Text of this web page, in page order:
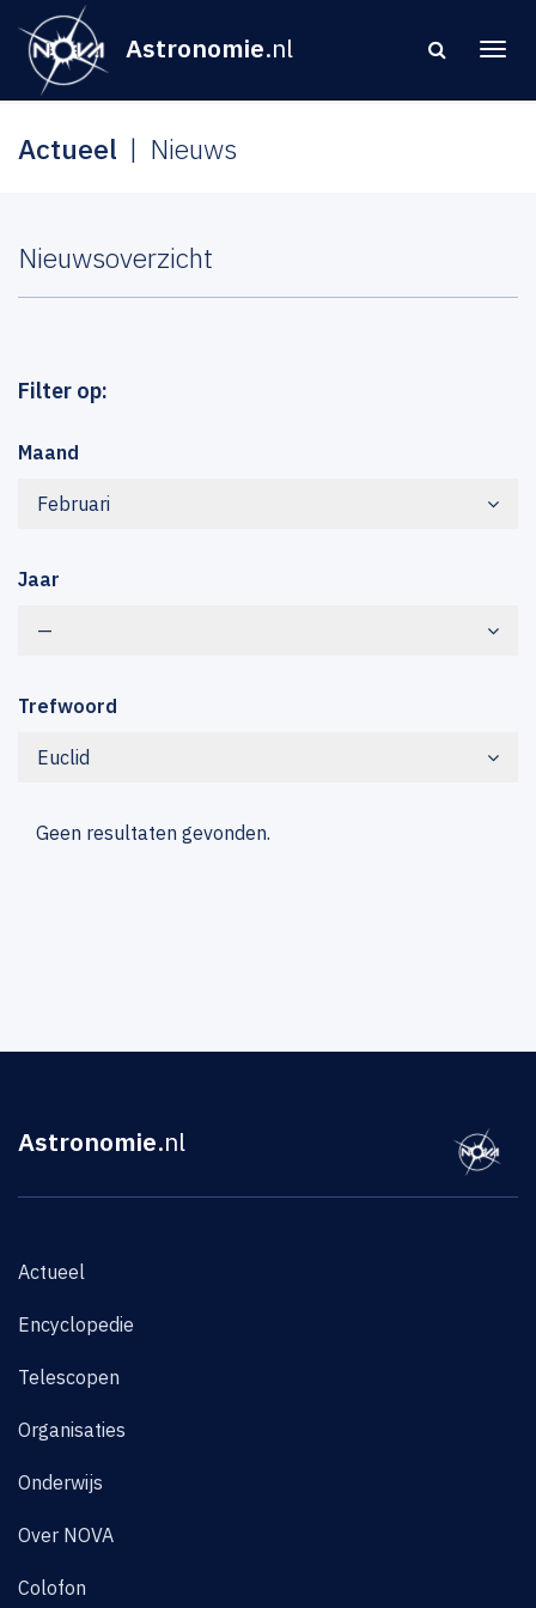
Astronomie.nl
Actueel Nieuws
Nieuwsoverzicht
Filter op:
Maand
Februari
Jaar
—
Trefwoord
Euclid
Geen resultaten gevonden.
Astronomie.nl
Actueel
Encyclopedie
Telescopen
Organisaties
Onderwijs
Over NOVA
Colofon